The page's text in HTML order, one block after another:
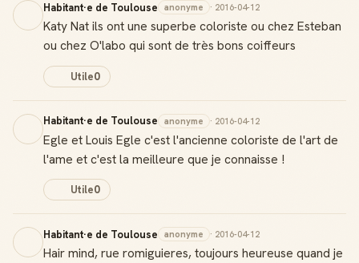
Habitant·e de Toulouse anonyme · 2016-04-12
Katy Nat ils ont une superbe coloriste ou chez Esteban
ou chez O'labo qui sont de très bons coiffeurs
Utile0
Habitant·e de Toulouse anonyme · 2016-04-12
Egle et Louis Egle c'est l'ancienne coloriste de l'art de
l'ame et c'est la meilleure que je connaisse !
Utile0
Habitant·e de Toulouse anonyme · 2016-04-12
Hair mind, rue romiguieres, toujours heureuse quand je